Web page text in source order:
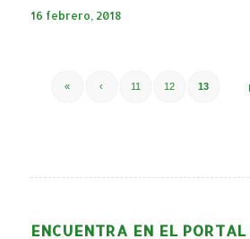
16 febrero, 2018
« ‹ 11 12 13
ENCUENTRA EN EL